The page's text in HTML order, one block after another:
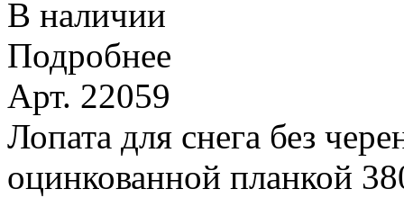
В наличии
Подробнее
Арт. 22059
Лопата для снега без
оцинкованной планкой